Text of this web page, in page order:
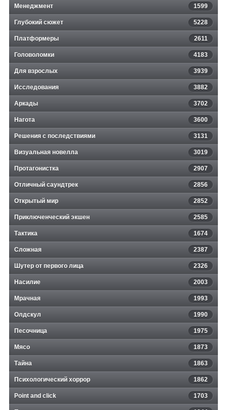
Менеджмент 1599
Глубокий сюжет 5228
Платформеры 2611
Головоломки 4183
Для взрослых 3939
Исследования 3882
Аркады 3702
Нагота 3600
Решения с последствиями 3131
Визуальная новелла 3019
Протагонистка 2907
Отличный саундтрек 2856
Открытый мир 2852
Приключенческий экшен 2585
Тактика 1674
Сложная 2387
Шутер от первого лица 2326
Насилие 2003
Мрачная 1993
Олдскул 1990
Песочница 1975
Мясо 1873
Тайна 1863
Психологический хоррор 1862
Point and click 1703